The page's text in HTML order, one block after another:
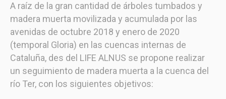
A raíz de la gran cantidad de árboles tumbados y
madera muerta movilizada y acumulada por las
avenidas de octubre 2018 y enero de 2020
(temporal Gloria) en las cuencas internas de
Cataluña, des del LIFE ALNUS se propone realizar
un seguimiento de madera muerta a la cuenca del
río Ter, con los siguientes objetivos: